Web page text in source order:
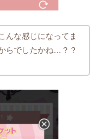
んな感じになってま
らでしたかね…？？